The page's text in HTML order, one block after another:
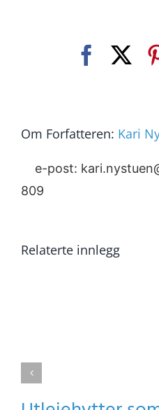
Om Forfatteren: Kari
e-post:
809
Relaterte innlegg